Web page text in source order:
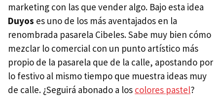
marketing con las que vender algo. Bajo esta idea
Duyos es uno de los más aventajados en la
renombrada pasarela Cibeles. Sabe muy bien cómo
mezclar lo comercial con un punto artístico más
propio de la pasarela que de la calle, apostando por
lo festivo al mismo tiempo que muestra ideas muy
de calle. ¿Seguirá abonado a los colores pastel?